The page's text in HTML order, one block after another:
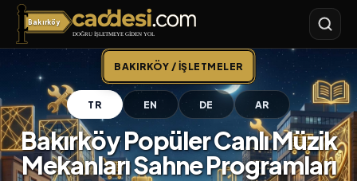
Bakırköy
Bakırköy
BAKIRKÖY / İŞLETMELER
TR EN DE AR
Bakırköy Popüler Canlı Müzik
Mekanları Sahne Programları